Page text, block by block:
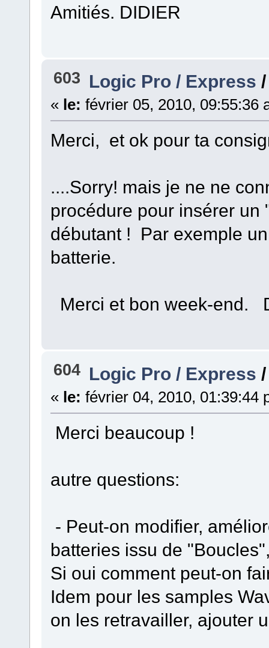
Amitiés. DIDIER
603 Logic Pro / Express
« le: février 05, 2010, 09:55:36
Merci, et ok pour ta
....Sorry! mais je ne ne
procédure pour insérer
débutant ! Par exemple
batterie.
Merci et bon week-end.
604 Logic Pro / Express
« le: février 04, 2010, 01:39:44
Merci beaucoup !
autre questions:
- Peut-on modifier,
batteries issu de
Si oui comment peut-on
Idem pour les samples
on les retravailler, ajouter